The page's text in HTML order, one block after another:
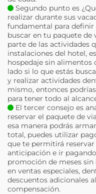
Segundo punto es
realizar durante sus
fundamental para
buscar en tu paquete de
parte de las actividades
instalaciones del hotel,
hospedaje sin alimentos
lado si lo que estás
y realizar actividades
mismo, entonces
para tener todo al
El tercer consejo es
reservar el paquete de
esa manera podrás
total, puedes utilizar
que te permitirá
anticipación e ir
promoción de meses sin
en ventas especiales,
descuentos adicionales
compensación.